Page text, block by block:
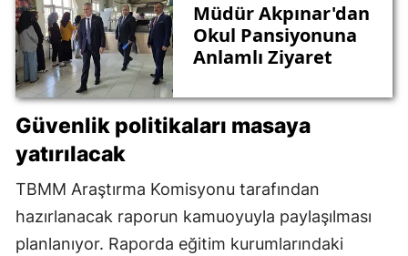
Müdür Akpınar'dan
Okul Pansiyonuna
Anlamlı Ziyaret
Güvenlik politikaları masaya
yatırılacak
TBMM Araştırma Komisyonu tarafından
hazırlanacak raporun kamuoyuyla paylaşılması
planlanıyor. Raporda eğitim kurumlarındaki